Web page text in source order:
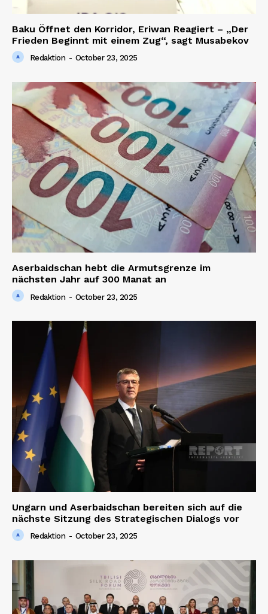
Baku Öffnet den Korridor, Eriwan Reagiert – „Der
Frieden Beginnt mit einem Zug“, sagt Musabekov
Redaktion - October 23, 2025
Aserbaidschan hebt die Armutsgrenze im
nächsten Jahr auf 300 Manat an
Redaktion - October 23, 2025
Ungarn und Aserbaidschan bereiten sich auf die
nächste Sitzung des Strategischen Dialogs vor
Redaktion - October 23, 2025